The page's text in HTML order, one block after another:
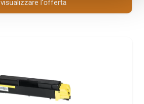
visualizzare l'offerta